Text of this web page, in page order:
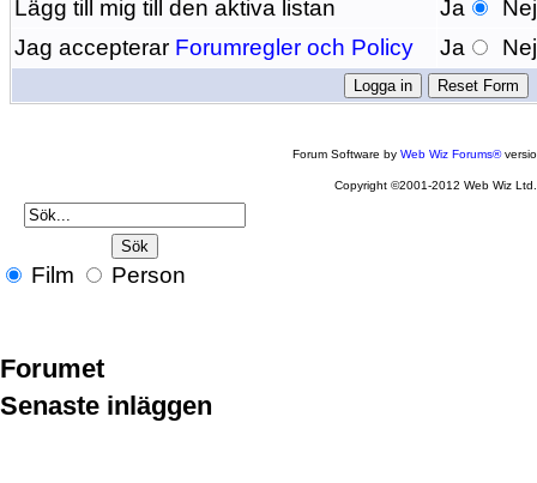
Lägg till mig till den aktiva listan Ja
Nej
Jag accepterar Forumregler och Policy Ja Nej
Forum Software byWeb Wiz Forums®
Copyright ©2001-2012 Web Wiz Ltd.
Film Person
Forumet
Senaste inläggen